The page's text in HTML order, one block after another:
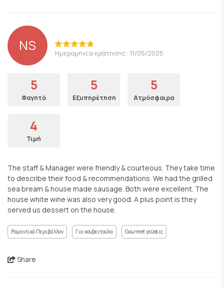
NS Ημερομηνία κράτησης: 11/05/2025
5
Φαγητό
5
Εξυπηρέτηση
5
Ατμόσφαιρα
4
Τιμή
The staff & Manager were friendly & courteous. They take time
to describe their food & recommendations. We had the grilled
sea bream & house made sausage. Both were excellent. The
house white wine was also very good. A plus point is they
served us dessert on the house.
Ρομαντικό Περιβάλλον Για κουβεντούλα Gourmet γεύσεις
Share